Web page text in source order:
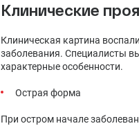
Клинические
Клиническая картина
заболевания. Специалисты
характерные особенности.
Острая форма
При остром начале